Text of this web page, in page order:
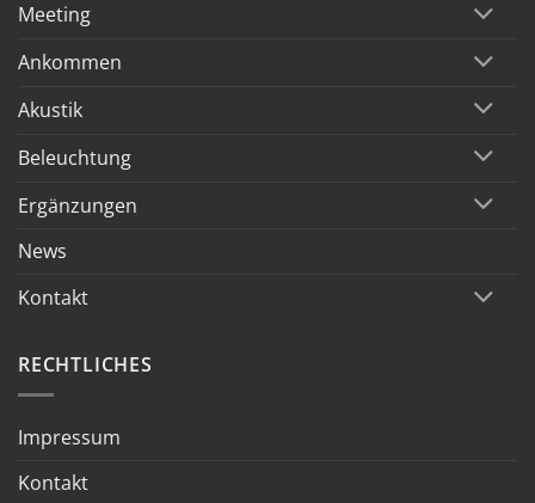
Meeting
Ankommen
Akustik
Beleuchtung
Ergänzungen
News
Kontakt
RECHTLICHES
Impressum
Kontakt